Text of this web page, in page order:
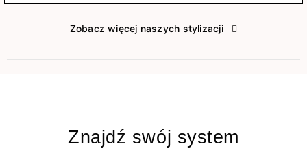
Zobacz więcej naszych stylizacji
Znajdź swój system